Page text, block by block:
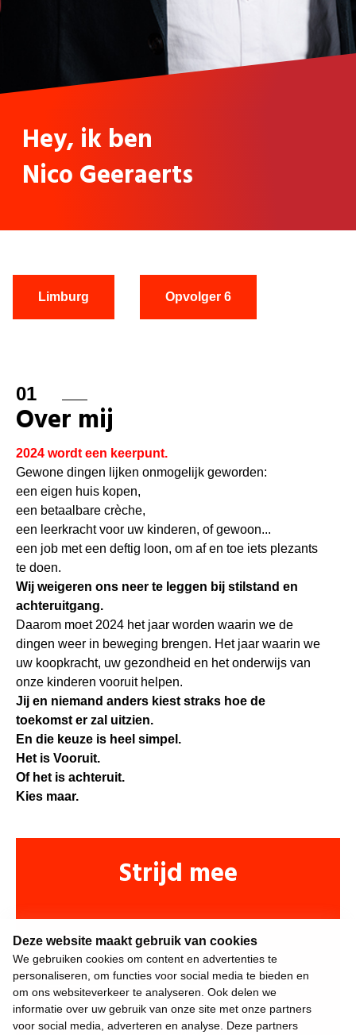
Deze website maakt gebruik van cookies
We gebruiken cookies om content en advertenties te
personaliseren, om functies voor social media te bieden en
om ons websiteverkeer te analyseren. Ook delen we
informatie over uw gebruik van onze site met onze partners
voor social media, adverteren en analyse. Deze partners
Hey, ik ben
Nico Geeraerts
Limburg Opvolger 6
01
Over mij
2024 wordt een keerpunt.
Gewone dingen lijken onmogelijk geworden:
een eigen huis kopen,
een betaalbare crèche,
een leerkracht voor uw kinderen, of gewoon...
een job met een deftig loon, om af en toe iets plezants
te doen.
Wij weigeren ons neer te leggen bij stilstand en
achteruitgang.
Daarom moet 2024 het jaar worden waarin we de
dingen weer in beweging brengen. Het jaar waarin we
uw koopkracht, uw gezondheid en het onderwijs van
onze kinderen vooruit helpen.
Jij en niemand anders kiest straks hoe de
toekomst er zal uitzien.
En die keuze is heel simpel.
Het is Vooruit.
Of het is achteruit.
Kies maar.
Strijd mee